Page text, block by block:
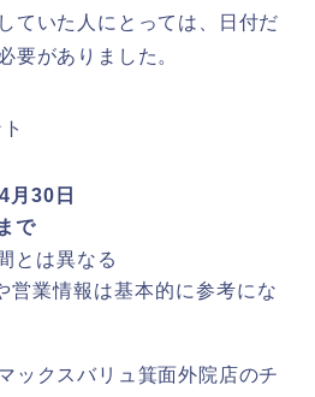
ていた人にとっては、日付だ
要がありました。
月30日
で
とは異なる
営業情報は基本的に参考にな
ックスバリュ箕面外院店のチ